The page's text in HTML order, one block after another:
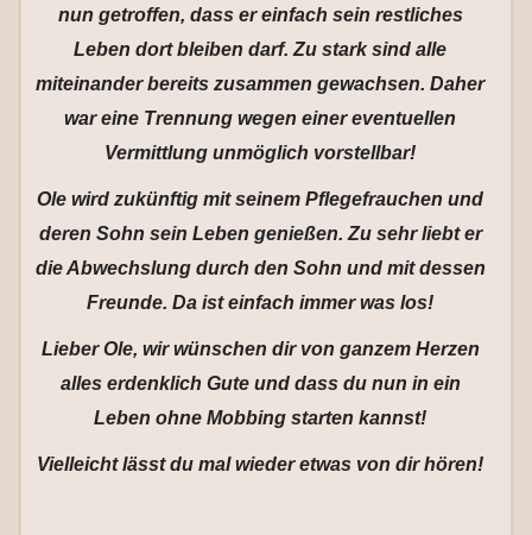
nun getroffen, dass er einfach sein restliches
Leben dort bleiben darf. Zu stark sind alle
miteinander bereits zusammen gewachsen. Daher
war eine Trennung wegen einer eventuellen
Vermittlung unmöglich vorstellbar!
Ole wird zukünftig mit seinem Pflegefrauchen und
deren Sohn sein Leben genießen. Zu sehr liebt er
die Abwechslung durch den Sohn und mit dessen
Freunde. Da ist einfach immer was los!
Lieber Ole, wir wünschen dir von ganzem Herzen
alles erdenklich Gute und dass du nun in ein
Leben ohne Mobbing starten kannst!
Vielleicht lässt du mal wieder etwas von dir hören!